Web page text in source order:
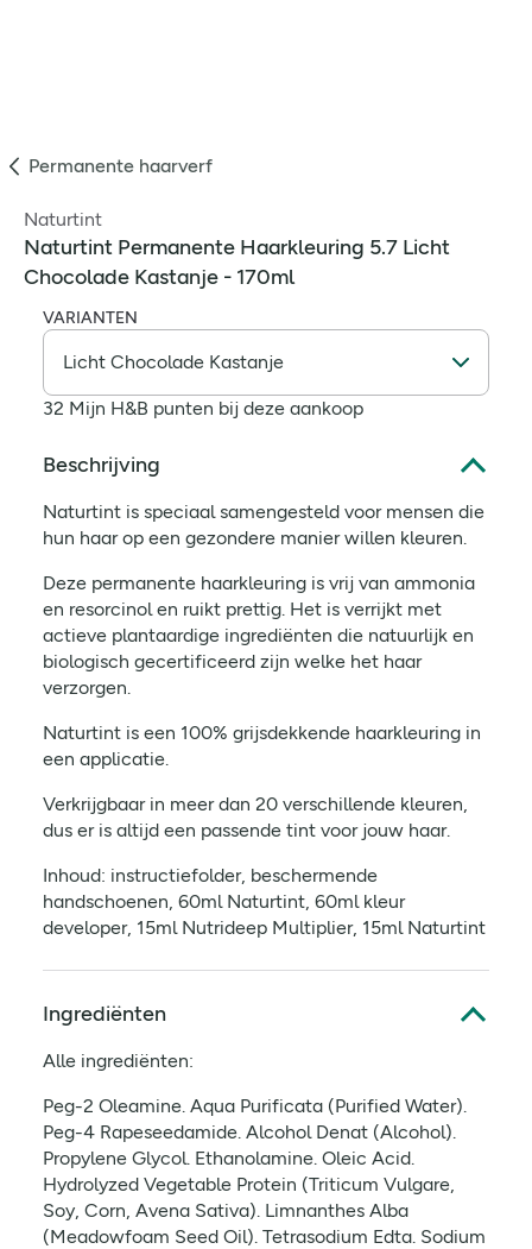
Permanente haarverf
Naturtint
Naturtint Permanente Haarkleuring 5.7 Licht
Chocolade Kastanje - 170ml
VARIANTEN
32 Mijn H&B punten bij deze aankoop
Beschrijving
Naturtint is speciaal samengesteld voor mensen die
hun haar op een gezondere manier willen kleuren.
Deze permanente haarkleuring is vrij van ammonia
en resorcinol en ruikt prettig. Het is verrijkt met
actieve plantaardige ingrediënten die natuurlijk en
biologisch gecertificeerd zijn welke het haar
verzorgen.
Naturtint is een 100% grijsdekkende haarkleuring in
een applicatie.
Verkrijgbaar in meer dan 20 verschillende kleuren,
dus er is altijd een passende tint voor jouw haar.
Inhoud: instructiefolder, beschermende
handschoenen, 60ml Naturtint, 60ml kleur
developer, 15ml Nutrideep Multiplier, 15ml Naturtint
Ingrediënten
Alle ingrediënten:
Peg-2 Oleamine. Aqua Purificata (Purified Water).
Peg-4 Rapeseedamide. Alcohol Denat (Alcohol).
Propylene Glycol. Ethanolamine. Oleic Acid.
Hydrolyzed Vegetable Protein (Triticum Vulgare,
Soy, Corn, Avena Sativa). Limnanthes Alba
(Meadowfoam Seed Oil). Tetrasodium Edta. Sodium